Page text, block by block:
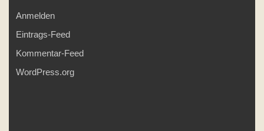
Anmelden
Eintrags-Feed
Kommentar-Feed
WordPress.org